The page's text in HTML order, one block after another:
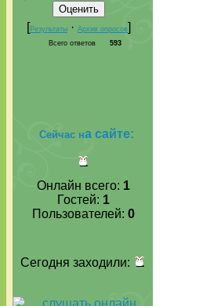
[Результаты · Архив опросов]
Всего ответов 593
Сейчас на сайте:
Онлайн всего: 1
Гостей: 1
Пользователей: 0
Сегодня заходили: